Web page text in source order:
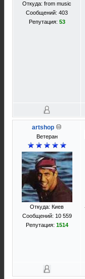
Откуда: from music
Сообщений: 403
Репутация: 53
artshop
Ветеран
Откуда: Киев
Сообщений: 10 559
Репутация: 1514